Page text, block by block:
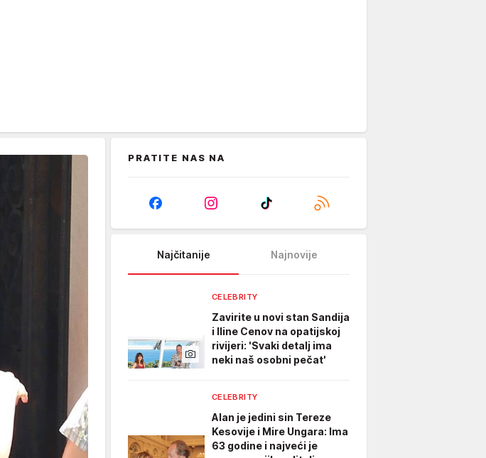
PRATITE NAS NA
Najčitanije Najnovije
CELEBRITY
Zavirite u novi stan Sandija
i Iline Cenov na opatijskoj
rivijeri: 'Svaki detalj ima
neki naš osobni pečat'
CELEBRITY
Alan je jedini sin Tereze
Kesovije i Mire Ungara: Ima
63 godine i najveći je